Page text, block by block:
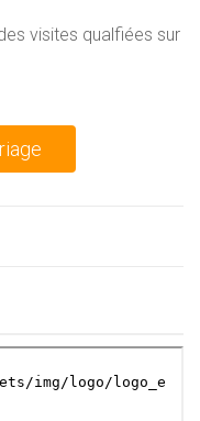
visites qualfiées sur